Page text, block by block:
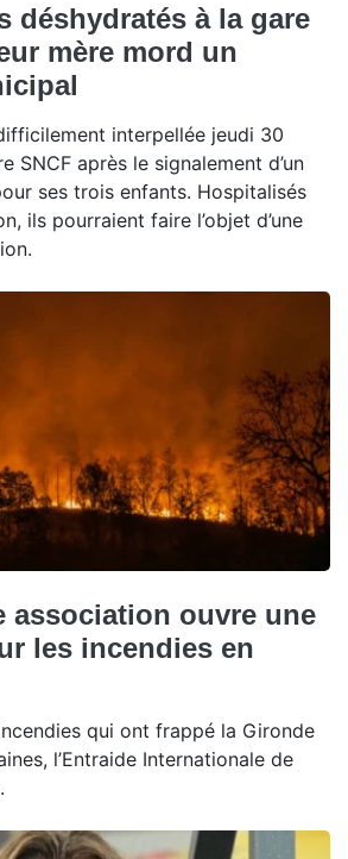
déshydratés à la gare
mère mord un
interpellée jeudi 30
SNCF après le signalement d’un
ses trois enfants. Hospitalisés
ils pourraient faire l’objet d’une
association ouvre une
les incendies en
qui ont frappé la Gironde
l’Entraide Internationale de